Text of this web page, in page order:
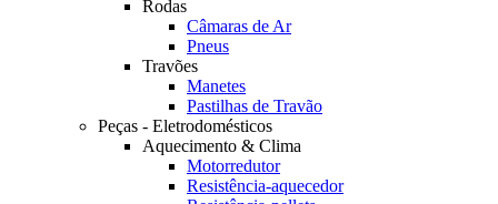
Rodas
Câmaras de Ar
Pneus
Travões
Manetes
Pastilhas de Travão
Peças - Eletrodomésticos
Aquecimento & Clima
Motorredutor
Resistência-aquecedor